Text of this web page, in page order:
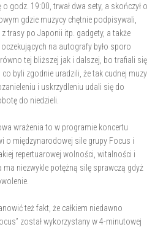
godz. 19:00, trwał dwa sety, a skończył o
gdzie muzycy chętnie podpisywali,
trasy po Japonii itp. gadgety, a także
na autografy było sporo
tej bliższej jak i dalszej, bo trafiali się
byli zgodnie uradzili, że tak cudnej muzy
i uskrzydleniu udali się do
do niedzieli.
wrażenia to w programie koncertu
o międzynarodowej sile grupy Focus i
repertuarowej wolności, witalności i
niezwykle potężną silę sprawczą gdyż
też fakt, że całkiem niedawno
został wykorzystany w 4-minutowej